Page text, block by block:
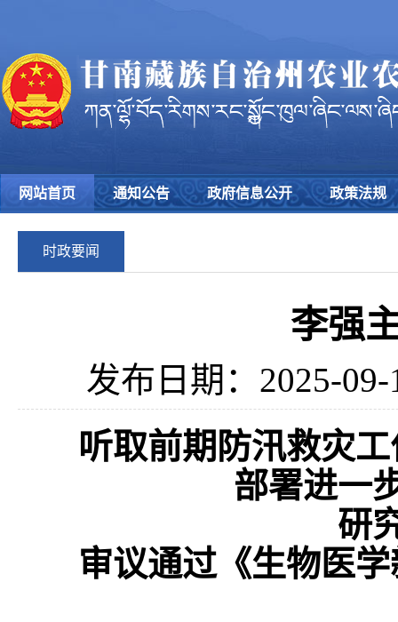
网站首页 通知公告 政府信息公开 政策法规
时政要闻
李强
发布日期：2025-
听取前期防汛救灾
部署进一
研
审议通过《生物医